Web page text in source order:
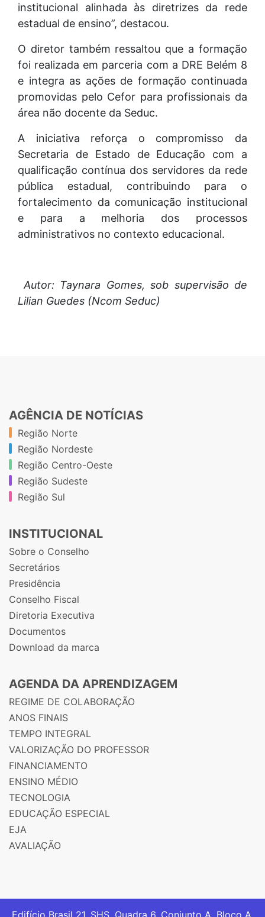
institucional alinhada às diretrizes da rede
estadual de ensino”, destacou.
O diretor também ressaltou que a formação
foi realizada em parceria com a DRE Belém 8
e integra as ações de formação continuada
promovidas pelo Cefor para profissionais da
área não docente da Seduc.
A iniciativa reforça o compromisso da
Secretaria de Estado de Educação com a
qualificação contínua dos servidores da rede
pública estadual, contribuindo para o
fortalecimento da comunicação institucional
e para a melhoria dos processos
administrativos no contexto educacional.
Autor: Taynara Gomes, sob supervisão de
Lilian Guedes (Ncom Seduc)
AGÊNCIA DE NOTÍCIAS
Região Norte
Região Nordeste
Região Centro-Oeste
Região Sudeste
Região Sul
INSTITUCIONAL
Sobre o Conselho
Secretários
Presidência
Conselho Fiscal
Diretoria Executiva
Documentos
Download da marca
AGENDA DA APRENDIZAGEM
REGIME DE COLABORAÇÃO
ANOS FINAIS
TEMPO INTEGRAL
VALORIZAÇÃO DO PROFESSOR
FINANCIAMENTO
ENSINO MÉDIO
TECNOLOGIA
EDUCAÇÃO ESPECIAL
EJA
AVALIAÇÃO
Edifício Brasil 21. SHS, Quadra 6, Conjunto A, Bloco A,